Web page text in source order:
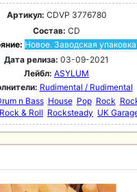
Артикул: CDVP 3776780
Состав: CD
Новое. Заводская
Дата релиза: 03-09-2021
Лейбл: ASYLUM
Rudimental / Rudimental
n Bass House Pop Rock
Rock & Roll Rocksteady UK